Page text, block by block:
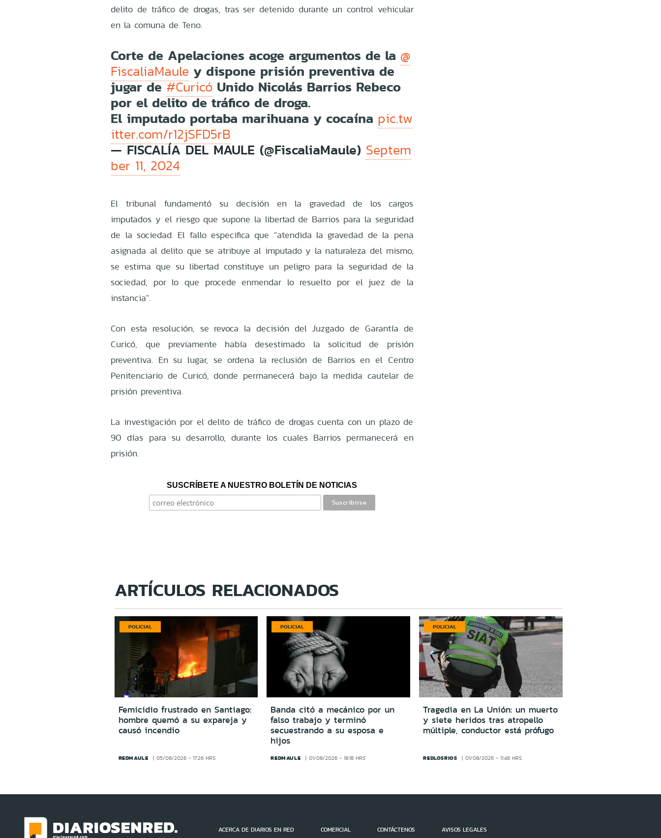
delito de tráfico de drogas, tras ser detenido durante un control vehicular
en la comuna de Teno.
Corte de Apelaciones acoge argumentos de la @
FiscaliaMaule y dispone prisión preventiva de
jugar de#Curicó Unido Nicolás Barrios Rebeco
por el delito de tráfico de droga.
El imputado portaba marihuana y cocaína pic.tw
itter.com/r12jSFD5rB
— FISCALÍA DEL MAULE (@FiscaliaMaule) Septem
ber 11, 2024
El tribunal fundamentó su decisión en la gravedad de los cargos
imputados y el riesgo que supone la libertad de Barrios para la seguridad
de la sociedad. El fallo especifica que “atendida la gravedad de la pena
asignada al delito que se atribuye al imputado y la naturaleza del mismo,
se estima que su libertad constituye un peligro para la seguridad de la
sociedad, por lo que procede enmendar lo resuelto por el juez de la
instancia".
Con esta resolución, se revoca la decisión del Juzgado de Garantía de
Curicó, que previamente había desestimado la solicitud de prisión
preventiva. En su lugar, se ordena la reclusión de Barrios en el Centro
Penitenciario de Curicó, donde permanecerá bajo la medida cautelar de
prisión preventiva.
La investigación por el delito de tráfico de drogas cuenta con un plazo de
90 días para su desarrollo, durante los cuales Barrios permanecerá en
prisión.
SUSCRÍBETE A NUESTRO BOLETÍN DE NOTICIAS
ARTÍCULOS RELACIONADOS
POLICIAL
Femicidio frustrado en Santiago:
hombre quemó a su expareja y
causó incendio
REDMAULE 05/08/2026 - 17:26 HRS
POLICIAL
Banda citó a mecánico por un
falso trabajo y terminó
secuestrando a su esposa e
hijos
REDMAULE 01/08/2026 - 18:18 HRS
POLICIAL
Tragedia en La Unión: un muerto
y siete heridos tras atropello
múltiple, conductor está prófugo
REDLOSRIOS 01/08/2026 - 11:46 HRS
ACERCA DE DIARIOS EN RED COMERCIAL CONTÁCTENOS AVISOS LEGALES